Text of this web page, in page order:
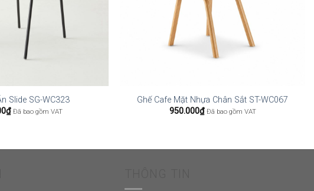
Slide SG-WC323
₫ Đã bao gồm VAT
Ghế Cafe Mặt Nhựa Chân Sắt ST-WC067
950.000₫ Đã bao gồm VAT